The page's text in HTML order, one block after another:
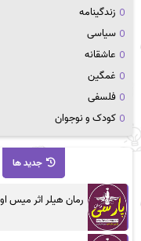
زندگینامه
سیاسی
عاشقانه
غمگین
فلسفی
کودک و نوجوان
جدید ها
رمان هیلر اثر میس